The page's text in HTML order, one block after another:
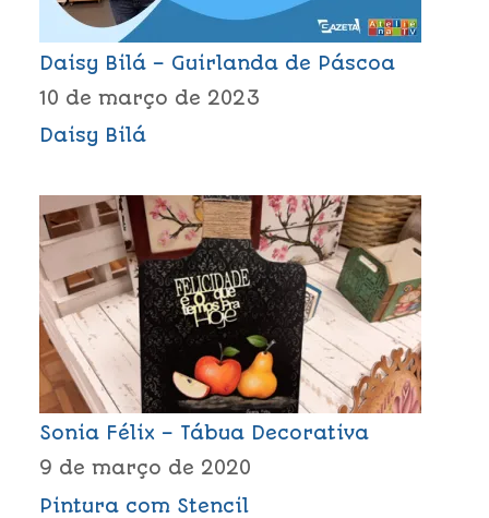
Daisy Bilá – Guirlanda de Páscoa
10 de março de 2023
Daisy Bilá
Sonia Félix – Tábua Decorativa
9 de março de 2020
Pintura com Stencil